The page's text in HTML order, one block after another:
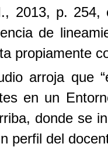
2013, p.
de
propiamente
arroja que
en un
donde se
perfil del